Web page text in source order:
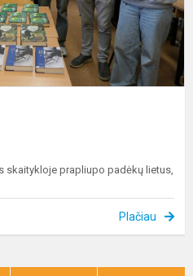
prapliupo padėkų lietus,
Plačiau